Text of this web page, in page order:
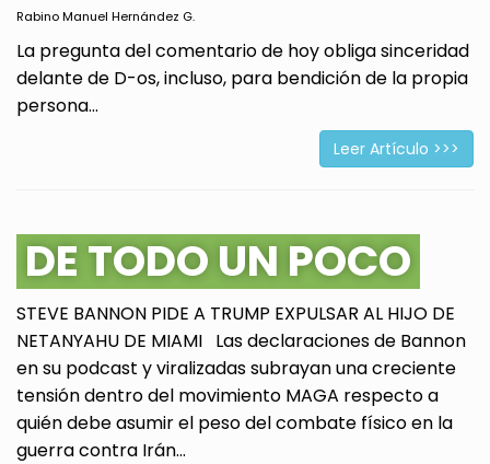
Rabino Manuel Hernández G.
La pregunta del comentario de hoy obliga sinceridad
delante de D-os, incluso, para bendición de la propia
persona...
Leer Artículo >>>
DE TODO UN POCO
STEVE BANNON PIDE A TRUMP EXPULSAR AL HIJO DE
NETANYAHU DE MIAMI Las declaraciones de Bannon
en su podcast y viralizadas subrayan una creciente
tensión dentro del movimiento MAGA respecto a
quién debe asumir el peso del combate físico en la
guerra contra Irán...